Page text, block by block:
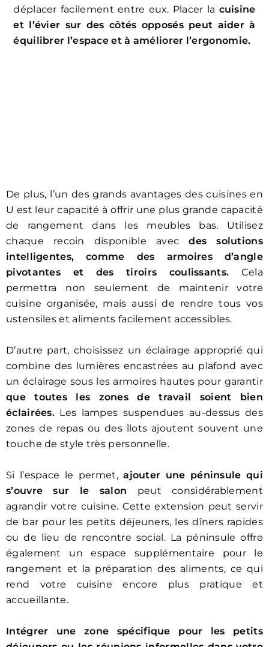
déplacer facilement entre eux. Placer la cuisine
et l’évier sur des côtés opposés peut aider à
équilibrer l’espace et à améliorer l’ergonomie.
De plus, l’un des grands avantages des cuisines en
U est leur capacité à offrir une plus grande capacité
de rangement dans les meubles bas. Utilisez
chaque recoin disponible avecdes solutions
intelligentes, comme des armoires d’angle
pivotantes et des tiroirs coulissants. Cela
permettra non seulement de maintenir votre
cuisine organisée, mais aussi de rendre tous vos
ustensiles et aliments facilement accessibles.
D’autre part, choisissez un éclairage approprié qui
combine des lumières encastrées au plafond avec
un éclairage sous les armoires hautes pour garantir
que toutes les zones de travail soient bien
éclairées. Les lampes suspendues au-dessus des
zones de repas ou des îlots ajoutent souvent une
touche de style très personnelle.
Si l’espace le permet, ajouter une péninsule qui
s’ouvre sur le salon peut considérablement
agrandir votre cuisine. Cette extension peut servir
de bar pour les petits déjeuners, les dîners rapides
ou de lieu de rencontre social. La péninsule offre
également un espace supplémentaire pour le
rangement et la préparation des aliments, ce qui
rend votre cuisine encore plus pratique et
accueillante.
Intégrer une zone spécifique pour les petits